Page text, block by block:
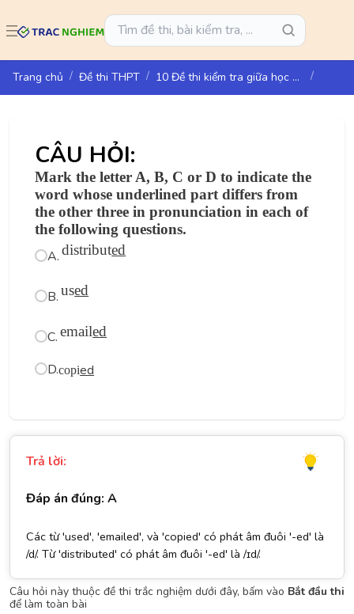
Trang chủ Đề thi THPT 10 Đề thi kiểm tra giữa học kì 1 môn Tiếng Anh lớp 12 - I-Learn Smart World
CÂU HỎI:
Mark the letter A, B, C or D to indicate the
word whose underlined part differs from
the other three in pronunciation in each of
the following questions.
A.distributed
B.used
C.emailed
D.copied
Trả lời:
Đáp án đúng: A
Các từ 'used', 'emailed', và 'copied' có phát âm đuôi '-ed' là
/d/. Từ 'distributed' có phát âm đuôi '-ed' là /ɪd/.
Câu hỏi này thuộc đề thi trắc nghiệm dưới đây, bấm vào Bắt đầu thi
để làm toàn bài